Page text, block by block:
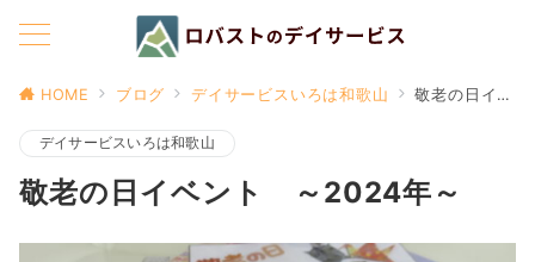
HOME ブログ デイサービスいろは和歌山 敬老の日イベント ～2024年～
デイサービスいろは和歌山
敬老の日イベント ～2024年～